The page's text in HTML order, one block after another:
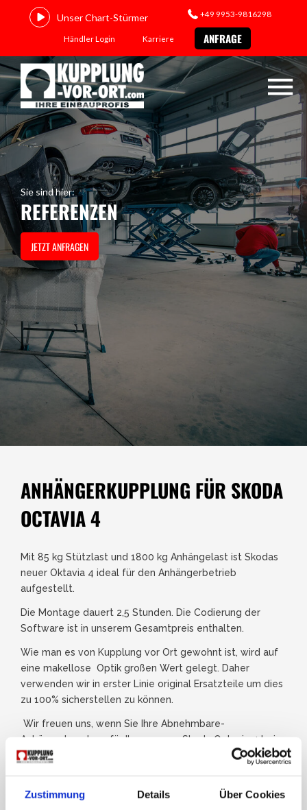
Zustimmung Details Über Cookies
Unser Chart-Stürmer +49 9953-9816298
Händler Login Karriere ANFRAGE
Sie sind hier:
REFERENZEN
JETZT ANFRAGEN
ANHÄNGERKUPPLUNG FÜR SKODA
OCTAVIA 4
Mit 85 kg Stützlast und 1800 kg Anhängelast ist Skodas
neuer Oktavia 4 ideal für den Anhängerbetrieb
aufgestellt.
Die Montage dauert 2,5 Stunden. Die Codierung der
Software ist in unserem Gesamtpreis enthalten.
Wie man es von Kupplung vor Ort gewohnt ist, wird auf
eine makellose Optik großen Wert gelegt. Daher
verwenden wir in erster Linie original Ersatzteile um dies
zu 100% sicherstellen zu können.
Wir freuen uns, wenn Sie Ihre Abnehmbare-
Anhängerkupplung für Ihren neuen Skoda Octavia 4 bei
uns anfragen und einen Einbautermin vereinbaren.